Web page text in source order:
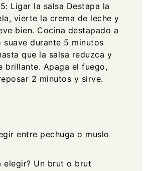
Ligar la salsa Destapa la
vierte la crema de leche y
bien. Cocina destapado a
suave durante 5 minutos
que la salsa reduzca y
brillante. Apaga el fuego,
2 minutos y sirve.
entre pechuga o muslo
elegir? Un brut o brut